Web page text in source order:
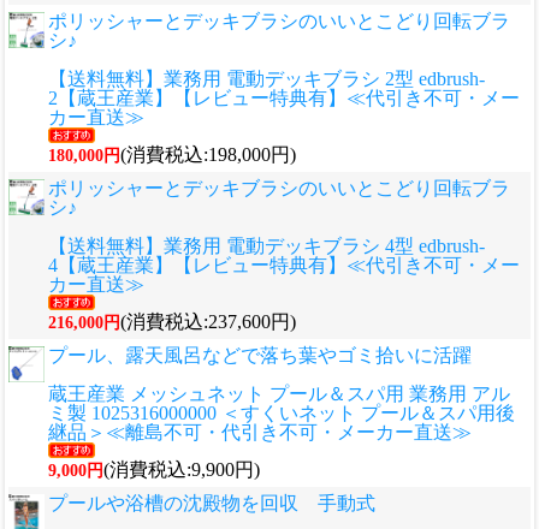
ポリッシャーとデッキブラシのいいとこどり回転ブラ
シ♪
【送料無料】業務用 電動デッキブラシ 2型 edbrush-
2【蔵王産業】【レビュー特典有】≪代引き不可・メー
カー直送≫
180,000円(消費税込:198,000円)
ポリッシャーとデッキブラシのいいとこどり回転ブラ
シ♪
【送料無料】業務用 電動デッキブラシ 4型 edbrush-
4【蔵王産業】【レビュー特典有】≪代引き不可・メー
カー直送≫
216,000円(消費税込:237,600円)
プール、露天風呂などで落ち葉やゴミ拾いに活躍
蔵王産業 メッシュネット プール＆スパ用 業務用 アル
ミ製 1025316000000 ＜すくいネット プール＆スパ用後
継品＞≪離島不可・代引き不可・メーカー直送≫
9,000円(消費税込:9,900円)
プールや浴槽の沈殿物を回収 手動式